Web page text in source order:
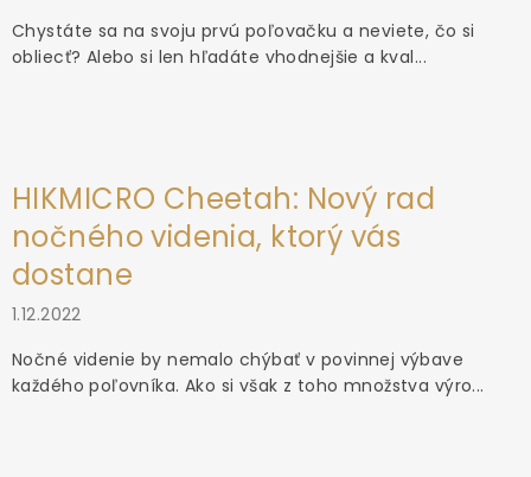
Chystáte sa na svoju prvú poľovačku a neviete, čo si
obliecť? Alebo si len hľadáte vhodnejšie a kval...
HIKMICRO Cheetah: Nový rad
nočného videnia, ktorý vás
dostane
1.12.2022
Nočné videnie by nemalo chýbať v povinnej výbave
každého poľovníka. Ako si však z toho množstva výro...